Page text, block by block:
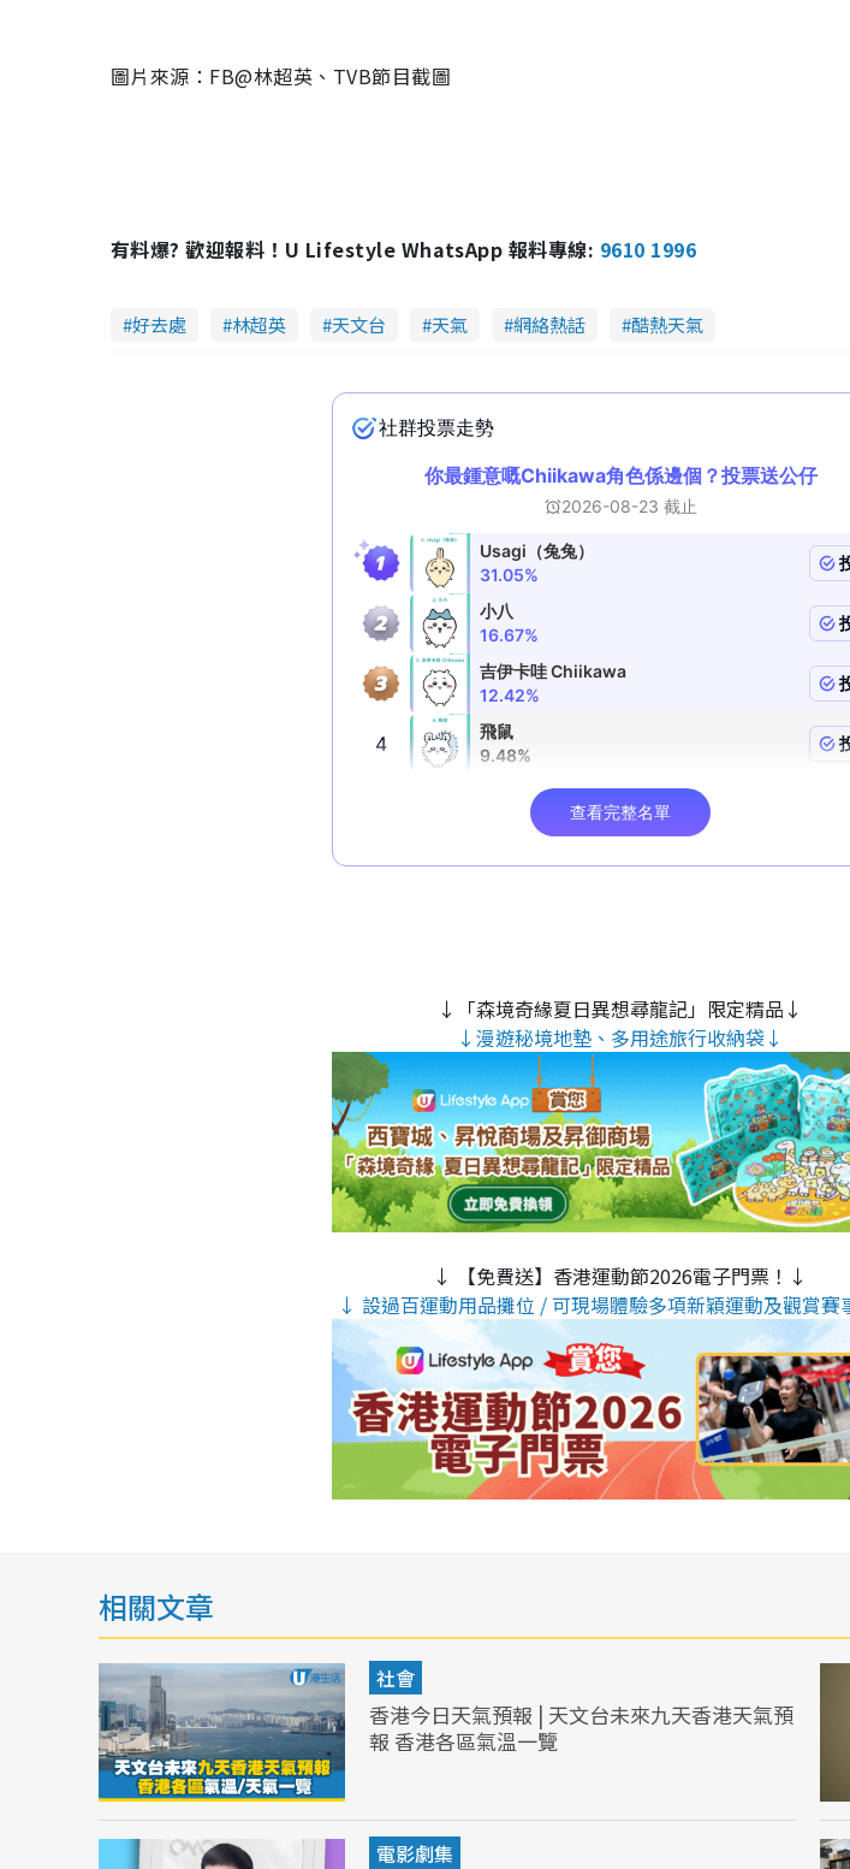
7
7
e
圖片來源：FB@林超英、 TVB節目截圖
有料爆? 歡迎報料！U Lifestyle WhatsApp 報料專線: 9610 1996
好去處 林超英 天文台 天氣 網絡熱話 酷熱天氣
↓「森境奇緣夏日異想尋龍記」限定精品↓
↓漫遊秘境地墊、多用途旅行收納袋↓
↓ 【免費送】香港運動節2026電子門票！↓
↓ 設過百運動用品攤位 / 可現場體驗多項新穎運動及觀賞賽
相關文章
社會
香港今日天氣預報 | 天文台未來九天香港天氣預
報 香港各區氣溫一覽
電影劇集